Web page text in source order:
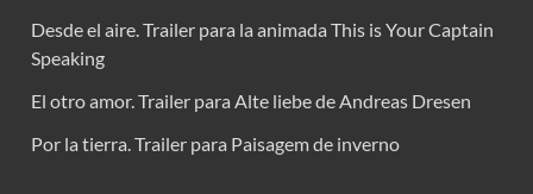
Desde el aire. Trailer para la animada This is Your Captain
Speaking
El otro amor. Trailer para Alte liebe de Andreas Dresen
Por la tierra. Trailer para Paisagem de inverno